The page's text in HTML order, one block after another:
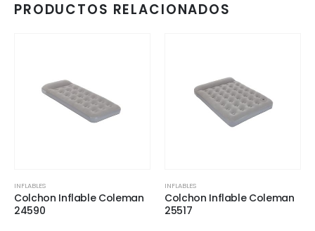
PRODUCTOS RELACIONADOS
INFLABLES
Colchon Inflable Coleman
24590
INFLABLES
Colchon Inflable Coleman
25517